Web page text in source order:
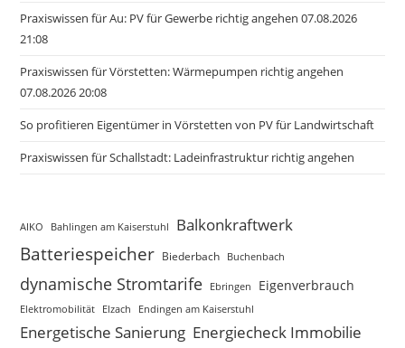
Praxiswissen für Au: PV für Gewerbe richtig angehen 07.08.2026
21:08
Praxiswissen für Vörstetten: Wärmepumpen richtig angehen
07.08.2026 20:08
So profitieren Eigentümer in Vörstetten von PV für Landwirtschaft
Praxiswissen für Schallstadt: Ladeinfrastruktur richtig angehen
AIKO Bahlingen am Kaiserstuhl Balkonkraftwerk
Batteriespeicher Biederbach Buchenbach
dynamische Stromtarife Ebringen Eigenverbrauch
Elektromobilität Elzach Endingen am Kaiserstuhl
Energetische Sanierung Energiecheck Immobilie